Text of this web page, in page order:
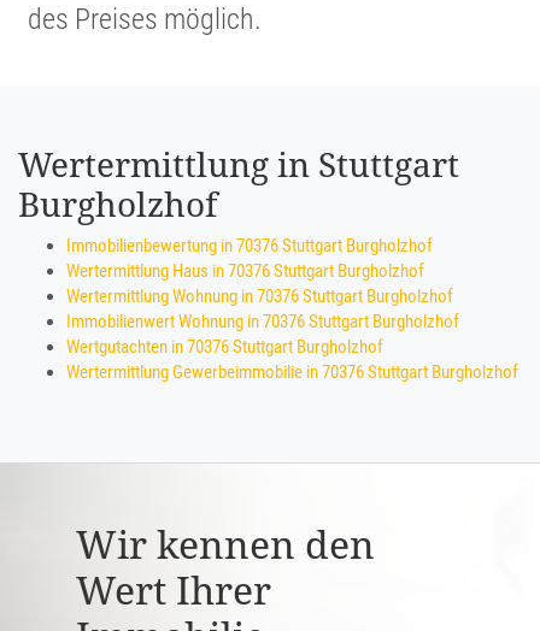
des Preises möglich.
Wertermittlung in Stuttgart
Burgholzhof
Immobilienbewertung in 70376 Stuttgart Burgholzhof
Wertermittlung Haus in 70376 Stuttgart Burgholzhof
Wertermittlung Wohnung in 70376 Stuttgart Burgholzhof
Immobilienwert Wohnung in 70376 Stuttgart Burgholzhof
Wertgutachten in 70376 Stuttgart Burgholzhof
Wertermittlung Gewerbeimmobilie in 70376 Stuttgart Burgholzhof
Wir kennen den
Wert Ihrer